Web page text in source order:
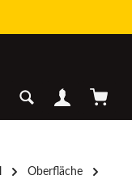
Oberfläche